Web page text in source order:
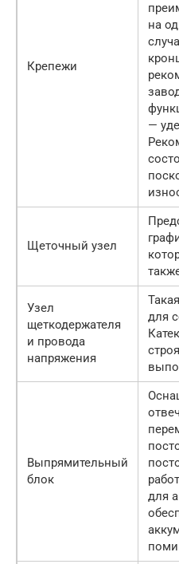
Крепежи
на
—
Щеточный узел
Узел
щеткодержателя
и провода
напряжения
для
Выпрямительный
блок
для